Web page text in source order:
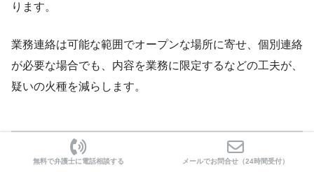
ります。
業務連絡は可能な範囲でオープンな場所に寄せ、個別連絡
が必要な場合でも、内容を業務に限定するなどの工夫が、
疑いの火種を減らします。
無料で弁護士に電話相談する メールでお問合せ（24時間受付）